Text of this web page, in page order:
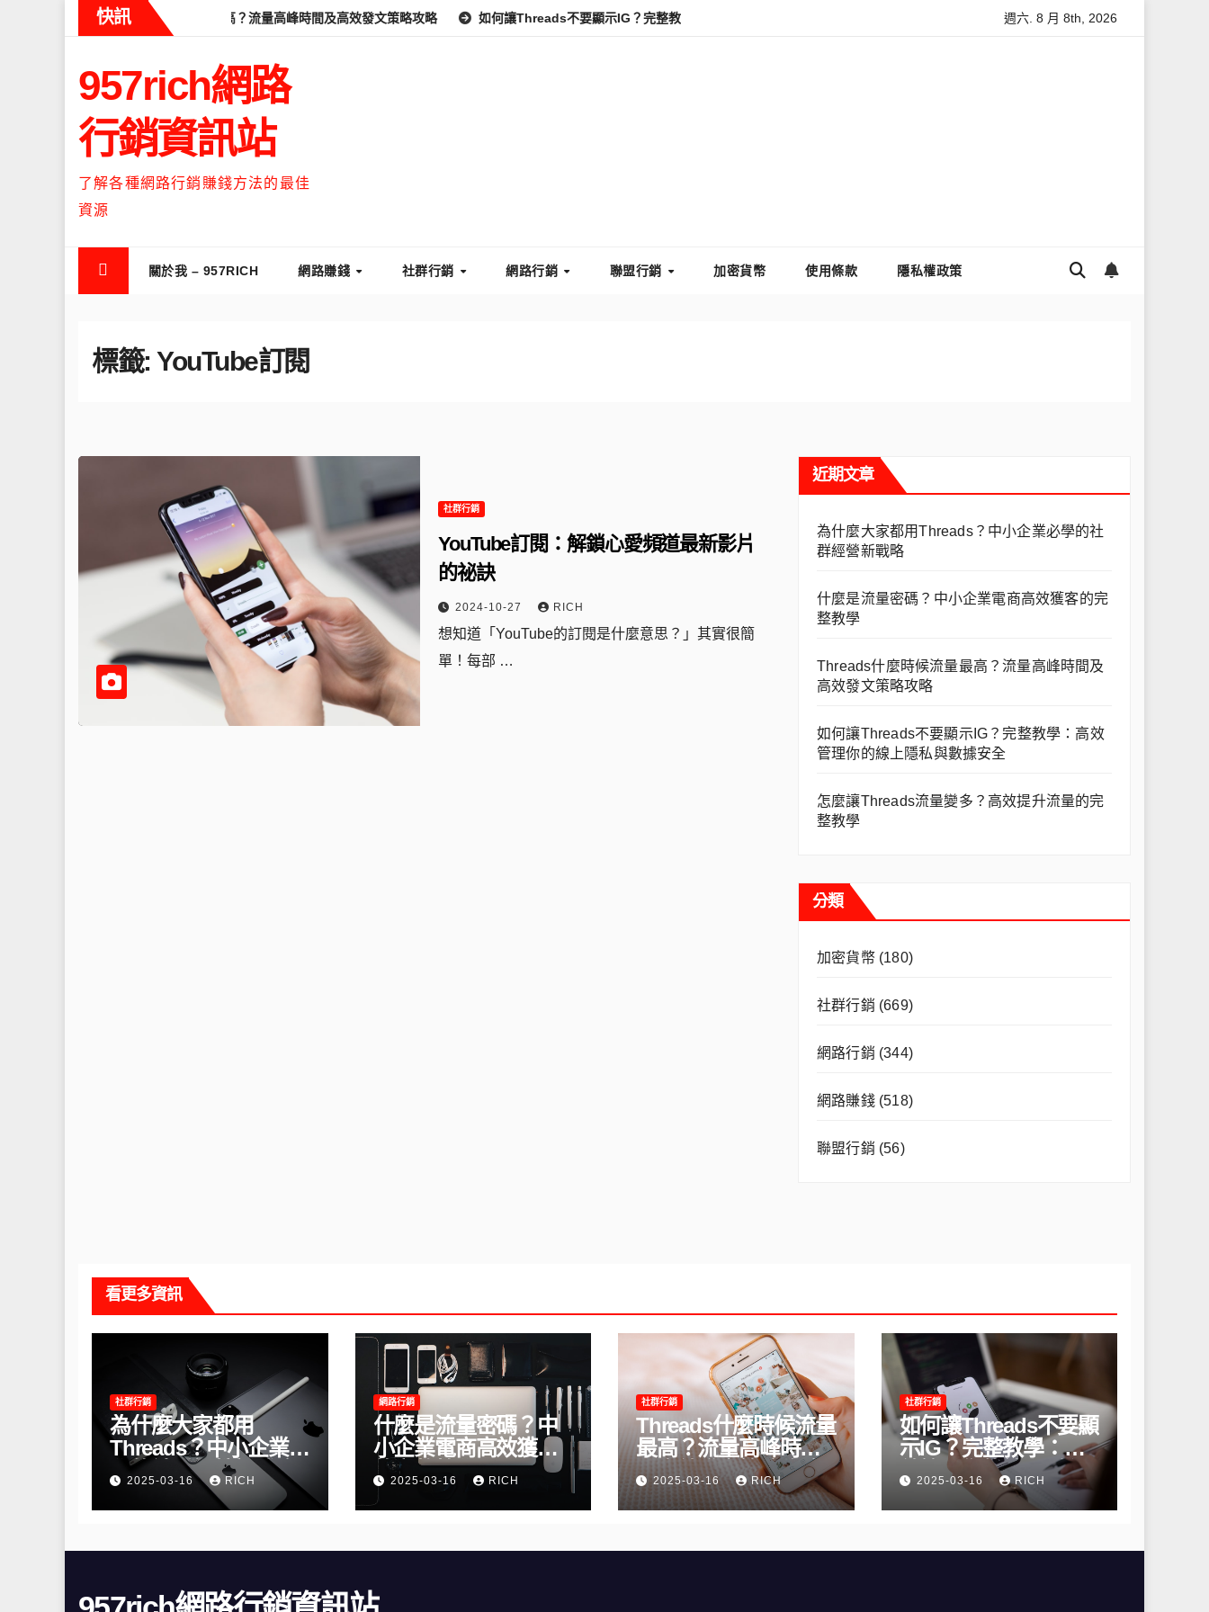
快訊
Threads什麼時候流量最高？流量高峰時間及高效發文策略攻略 如何讓Threads不要顯示IG？完整教學：高效管理你的線上隱私與數據安全 怎麼讓Threads流量變多？高效提升流量的完整教學
週六. 8 月 8th, 2026
957rich網路
行銷資訊站
了解各種網路行銷賺錢方法的最佳
資源
關於我 – 957RICH 網路賺錢 社群行銷 網路行銷 聯盟行銷 加密貨幣 使用條款 隱私權政策
標籤: YouTube訂閱
社群行銷
YouTube訂閱：解鎖心愛頻道最新影片
的祕訣
2024-10-27 RICH
想知道「YouTube的訂閱是什麼意思？」其實很簡
單！每部 …
近期文章
為什麼大家都用Threads？中小企業必學的社
群經營新戰略
什麼是流量密碼？中小企業電商高效獲客的完
整教學
Threads什麼時候流量最高？流量高峰時間及
高效發文策略攻略
如何讓Threads不要顯示IG？完整教學：高效
管理你的線上隱私與數據安全
怎麼讓Threads流量變多？高效提升流量的完
整教學
分類
加密貨幣(180)
社群行銷 (669)
網路行銷 (344)
網路賺錢(518)
聯盟行銷 (56)
看更多資訊
社群行銷
為什麼大家都用
Threads？中小企業必
學的社群經營新戰略
2025-03-16 RICH
網路行銷
什麼是流量密碼？中
小企業電商高效獲客
的完整教學
2025-03-16 RICH
社群行銷
Threads什麼時候流量
最高？流量高峰時間
及高效發文策略攻略
2025-03-16 RICH
社群行銷
如何讓Threads不要顯
示IG？完整教學：高
效管理你的線上隱私
與數據安全
2025-03-16 RICH